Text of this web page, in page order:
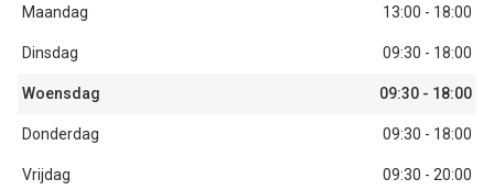
Merken
Ray-Ban
DbyD
Biofinity
Dailies
Alle
Maandag 13:00 - 18:00
Dinsdag 09:30 - 18:00
Woensdag 09:30 - 18:00
Donderdag 09:30 - 18:00
Vrijdag 09:30 - 20:00